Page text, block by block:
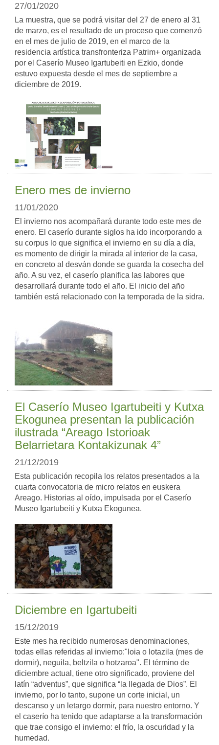
27/01/2020
La muestra, que se podrá visitar del 27 de enero al 31
de marzo, es el resultado de un proceso que comenzó
en el mes de julio de 2019, en el marco de la
residencia artística transfronteriza Patrim+ organizada
por el Caserío Museo Igartubeiti en Ezkio, donde
estuvo expuesta desde el mes de septiembre a
diciembre de 2019.
Enero mes de invierno
11/01/2020
El invierno nos acompañará durante todo este mes de
enero. El caserío durante siglos ha ido incorporando a
su corpus lo que significa el invierno en su día a día,
es momento de dirigir la mirada al interior de la casa,
en concreto al desván donde se guarda la cosecha del
año. A su vez, el caserío planifica las labores que
desarrollará durante todo el año. El inicio del año
también está relacionado con la temporada de la sidra.
El Caserío Museo Igartubeiti y Kutxa
Ekogunea presentan la publicación
ilustrada “Areago Istorioak
Belarrietara Kontakizunak 4”
21/12/2019
Esta publicación recopila los relatos presentados a la
cuarta convocatoria de micro relatos en euskera
Areago. Historias al oído, impulsada por el Caserío
Museo Igartubeiti y Kutxa Ekogunea.
Diciembre en Igartubeiti
15/12/2019
Este mes ha recibido numerosas denominaciones,
todas ellas referidas al invierno:"loia o lotazila (mes de
dormir), neguila, beltzila o hotzaroa". El término de
diciembre actual, tiene otro significado, proviene del
latín “adventus”, que significa “la llegada de Dios”. El
invierno, por lo tanto, supone un corte inicial, un
descanso y un letargo dormir, para nuestro entorno. Y
el caserío ha tenido que adaptarse a la transformación
que trae consigo el invierno: el frío, la oscuridad y la
humedad.